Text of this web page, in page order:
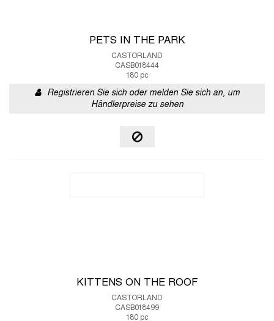
PETS IN THE PARK
CASTORLAND
CASB018444
180 pc
Registrieren Sie sich oder melden Sie sich an, um
Händlerpreise zu sehen
KITTENS ON THE ROOF
CASTORLAND
CASB018499
180 pc